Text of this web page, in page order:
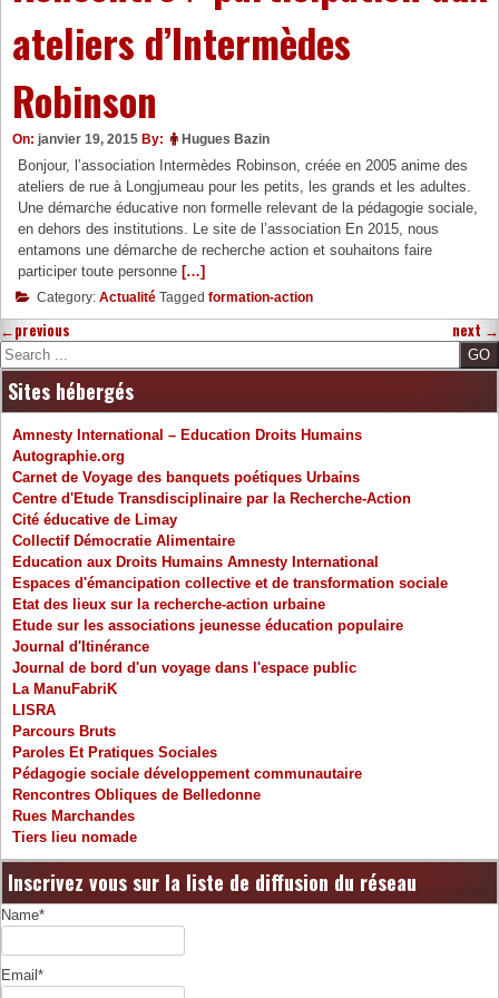
ateliers d’Intermèdes
Robinson
On: janvier 19, 2015 By: Hugues Bazin
Bonjour, l’association Intermèdes Robinson, créée en 2005 anime des
ateliers de rue à Longjumeau pour les petits, les grands et les adultes.
Une démarche éducative non formelle relevant de la pédagogie sociale,
en dehors des institutions. Le site de l’association En 2015, nous
entamons une démarche de recherche action et souhaitons faire
participer toute personne […]
Category: Actualité Tagged formation-action
←previous next →
Search
Sites hébergés
Amnesty International – Education Droits Humains
Autographie.org
Carnet de Voyage des banquets poétiques Urbains
Centre d'Etude Transdisciplinaire par la Recherche-Action
Cité éducative de Limay
Collectif Démocratie Alimentaire
Education aux Droits Humains Amnesty International
Espaces d'émancipation collective et de transformation sociale
Etat des lieux sur la recherche-action urbaine
Etude sur les associations jeunesse éducation populaire
Journal d'Itinérance
Journal de bord d'un voyage dans l'espace public
La ManuFabriK
LISRA
Parcours Bruts
Paroles Et Pratiques Sociales
Pédagogie sociale développement communautaire
Rencontres Obliques de Belledonne
Rues Marchandes
Tiers lieu nomade
Inscrivez vous sur la liste de diffusion du réseau
Name*
Email*